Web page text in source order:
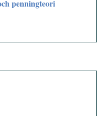
penningteori